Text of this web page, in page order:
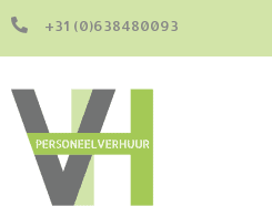
+31 (0)638480093